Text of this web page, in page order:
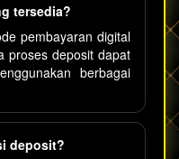
tersedia?
pembayaran digital
proses deposit dapat
berbagai
deposit?